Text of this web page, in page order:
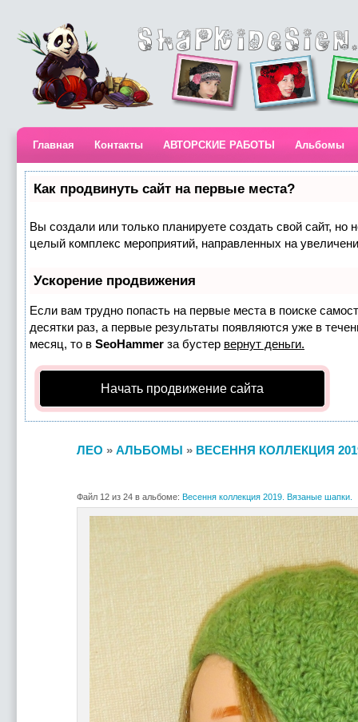
Главная Контакты АВТОРСКИЕ РАБОТЫ Альбомы
Как продвинуть сайт на первые места?
Вы создали или только планируете создать свой сайт, но
целый комплекс мероприятий, направленных на
Ускорение продвижения
Если вам трудно попасть на первые места в поиске
десятки раз, а первые результаты появляются уже в
месяц, то в SeoHammer за бустер вернут деньги.
Начать продвижение сайта
ЛЕО » АЛЬБОМЫ » ВЕСЕННЯ КОЛЛЕКЦИЯ
Файл 12 из 24 в альбоме: Весення коллекция 2019. Вязаные шапки.